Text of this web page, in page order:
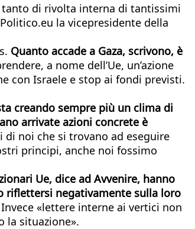
tanto di rivolta interna di tantissimi
la vicepresidente della
Quanto accade a Gaza, scrivono, è
a nome dell’Ue, un’azione
con Israele e stop ai fondi previsti.
creando sempre più un clima di
arrivate azioni concrete è
noi che si trovano ad eseguire
principi, anche noi fossimo
Ue, dice ad Avvenire, hanno
riflettersi negativamente sulla loro
«lettere interne ai vertici non
la situazione».